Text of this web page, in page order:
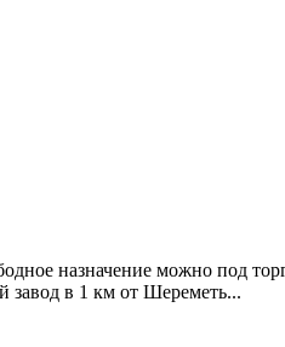
назначение можно под
завод в 1 км от Шереметь...